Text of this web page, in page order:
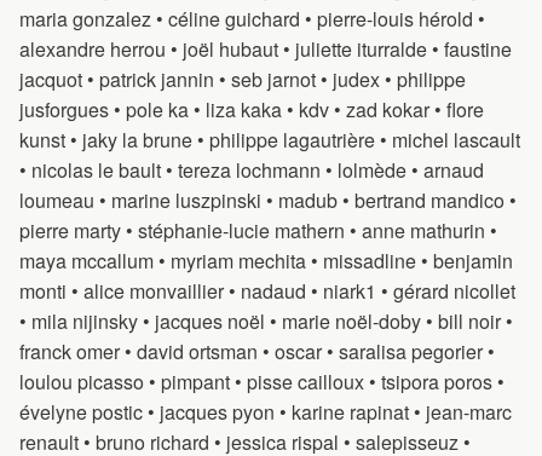
maria gonzalez • céline guichard • pierre-louis hérold •
alexandre herrou • joël hubaut • juliette iturralde • faustine
jacquot • patrick jannin • seb jarnot • judex • philippe
jusforgues • pole ka • liza kaka • kdv • zad kokar • flore
kunst • jaky la brune • philippe lagautrière • michel lascault
• nicolas le bault • tereza lochmann • lolmède • arnaud
loumeau • marine luszpinski • madub • bertrand mandico •
pierre marty • stéphanie-lucie mathern • anne mathurin •
maya mccallum • myriam mechita • missadline • benjamin
monti • alice monvaillier • nadaud • niark1 • gérard nicollet
• mila nijinsky • jacques noël • marie noël-doby • bill noir •
franck omer • david ortsman • oscar • saralisa pegorier •
loulou picasso • pimpant • pisse cailloux • tsipora poros •
évelyne postic • jacques pyon • karine rapinat • jean-marc
renault • bruno richard • jessica rispal • salepisseuz •